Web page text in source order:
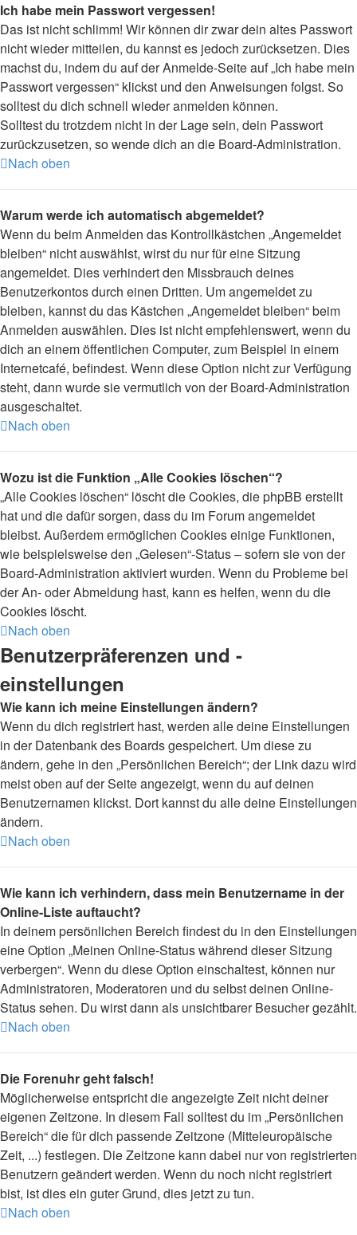
Ich habe mein Passwort vergessen!
Das ist nicht schlimm! Wir können dir zwar dein altes Passwort
nicht wieder mitteilen, du kannst es jedoch zurücksetzen. Dies
machst du, indem du auf der Anmelde-Seite auf „Ich habe mein
Passwort vergessen“ klickst und den Anweisungen folgst. So
solltest du dich schnell wieder anmelden können.
Solltest du trotzdem nicht in der Lage sein, dein Passwort
zurückzusetzen, so wende dich an die Board-Administration.
Nach oben
Warum werde ich automatisch abgemeldet?
Wenn du beim Anmelden das Kontrollkästchen „Angemeldet
bleiben“ nicht auswählst, wirst du nur für eine Sitzung
angemeldet. Dies verhindert den Missbrauch deines
Benutzerkontos durch einen Dritten. Um angemeldet zu
bleiben, kannst du das Kästchen „Angemeldet bleiben“ beim
Anmelden auswählen. Dies ist nicht empfehlenswert, wenn du
dich an einem öffentlichen Computer, zum Beispiel in einem
Internetcafé, befindest. Wenn diese Option nicht zur Verfügung
steht, dann wurde sie vermutlich von der Board-Administration
ausgeschaltet.
Nach oben
Wozu ist die Funktion „Alle Cookies löschen“?
„Alle Cookies löschen“ löscht die Cookies, die phpBB erstellt
hat und die dafür sorgen, dass du im Forum angemeldet
bleibst. Außerdem ermöglichen Cookies einige Funktionen,
wie beispielsweise den „Gelesen“-Status – sofern sie von der
Board-Administration aktiviert wurden. Wenn du Probleme bei
der An- oder Abmeldung hast, kann es helfen, wenn du die
Cookies löscht.
Nach oben
Benutzerpräferenzen und -
einstellungen
Wie kann ich meine Einstellungen ändern?
Wenn du dich registriert hast, werden alle deine Einstellungen
in der Datenbank des Boards gespeichert. Um diese zu
ändern, gehe in den „Persönlichen Bereich“; der Link dazu wird
meist oben auf der Seite angezeigt, wenn du auf deinen
Benutzernamen klickst. Dort kannst du alle deine Einstellungen
ändern.
Nach oben
Wie kann ich verhindern, dass mein Benutzername in der
Online-Liste auftaucht?
In deinem persönlichen Bereich findest du in den Einstellungen
eine Option „Meinen Online-Status während dieser Sitzung
verbergen“. Wenn du diese Option einschaltest, können nur
Administratoren, Moderatoren und du selbst deinen Online-
Status sehen. Du wirst dann als unsichtbarer Besucher gezählt.
Nach oben
Die Forenuhr geht falsch!
Möglicherweise entspricht die angezeigte Zeit nicht deiner
eigenen Zeitzone. In diesem Fall solltest du im „Persönlichen
Bereich“ die für dich passende Zeitzone (Mitteleuropäische
Zeit, ...) festlegen. Die Zeitzone kann dabei nur von registrierten
Benutzern geändert werden. Wenn du noch nicht registriert
bist, ist dies ein guter Grund, dies jetzt zu tun.
Nach oben